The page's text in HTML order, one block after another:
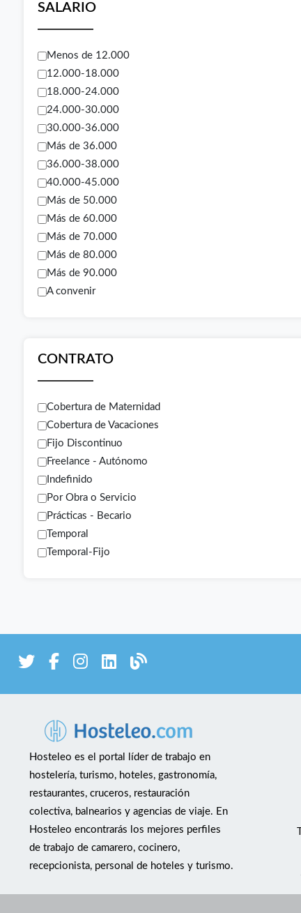
SALARIO
Menos de 12.000
12.000-18.000
18.000-24.000
24.000-30.000
30.000-36.000
Más de 36.000
36.000-38.000
40.000-45.000
Más de 50.000
Más de 60.000
Más de 70.000
Más de 80.000
Más de 90.000
A convenir
CONTRATO
Cobertura de Maternidad
Cobertura de Vacaciones
Fijo Discontinuo
Freelance - Autónomo
Indefinido
Por Obra o Servicio
Prácticas - Becario
Temporal
Temporal-Fijo
Hosteleo es el portal líder de trabajo en
hostelería, turismo, hoteles, gastronomía,
restaurantes, cruceros, restauración
colectiva, balnearios y agencias de viaje. En
Hosteleo encontrarás los mejores perfiles
de trabajo de camarero, cocinero,
recepcionista, personal de hoteles y turismo.